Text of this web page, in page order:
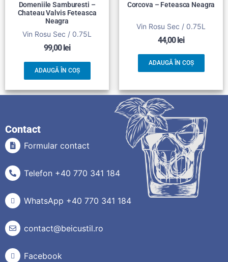
Domeniile Samburesti –
Chateau Valvis Feteasca
Neagra
Vin Rosu Sec / 0.75L
99,00 lei
ADAUGĂ ÎN COȘ
Corcova – Feteasca Neagra
Vin Rosu Sec / 0.75L
44,00 lei
ADAUGĂ ÎN COȘ
Contact
Formular contact
Telefon +40 770 341 184
WhatsApp +40 770 341 184
contact@beicustil.ro
Facebook